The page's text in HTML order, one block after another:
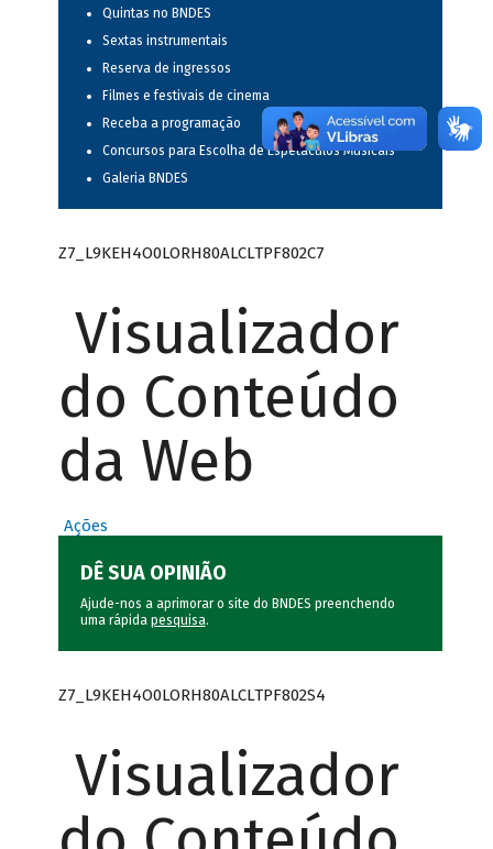
Quintas no BNDES
Sextas instrumentais
Reserva de ingressos
Filmes e festivais de cinema
Receba a programação
Concursos para Escolha de Espetáculos Musicais
Galeria BNDES
Z7_L9KEH4O0LORH80ALCLTPF802C7
Visualizador
do Conteúdo
da Web
Ações
DÊ SUA OPINIÃO
Ajude-nos a aprimorar o site do BNDES preenchendo
uma rápida pesquisa.
Z7_L9KEH4O0LORH80ALCLTPF802S4
Visualizador